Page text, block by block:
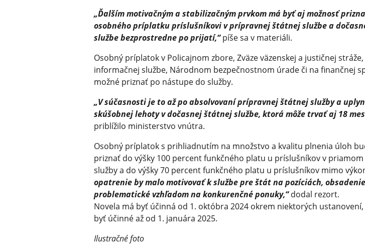
„Ďalším motivačným a stabilizačným prvkom má byť aj možnosť
osobného príplatku príslušníkovi v prípravnej štátnej službe a
službe bezprostredne po prijatí,“píše sa v materiáli.
Osobný príplatok v Policajnom zbore, Zväze väzenskej a justičnej stráže,
informačnej službe, Národnom bezpečnostnom úrade či na finančnej
možné priznať po nástupe do služby.
„V súčasnosti je to až po absolvovaní prípravnej štátnej služby a
skúšobnej lehoty v dočasnej štátnej službe, ktorá môže trvať aj 18
priblížilo ministerstvo vnútra.
Osobný príplatok s prihliadnutím na množstvo a kvalitu plnenia úloh
priznať do výšky 100 percent funkčného platu u príslušníkov v
služby a do výšky 70 percent funkčného platu u príslušníkov mimo
opatrenie by malo motivovať k službe pre štát na pozíciách,
problematické vzhľadom na konkurenčné ponuky,“dodal rezort.
Novela má byť účinná od 1. októbra 2024 okrem niektorých
byť účinné až od 1. januára 2025.
Ilustračné foto